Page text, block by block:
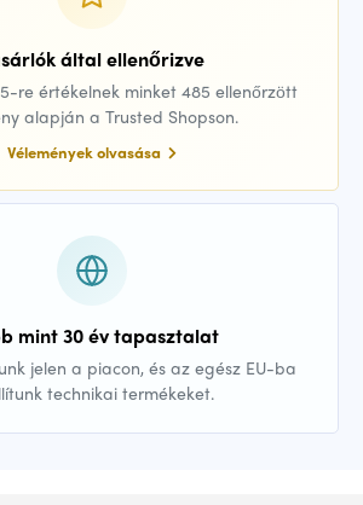
által ellenőrizve
re értékelnek minket 485 ellenőrzött
alapján a Trusted Shopson.
Vélemények olvasása
mint 30 év tapasztalat
jelen a piacon, és az egész EU-ba
technikai termékeket.